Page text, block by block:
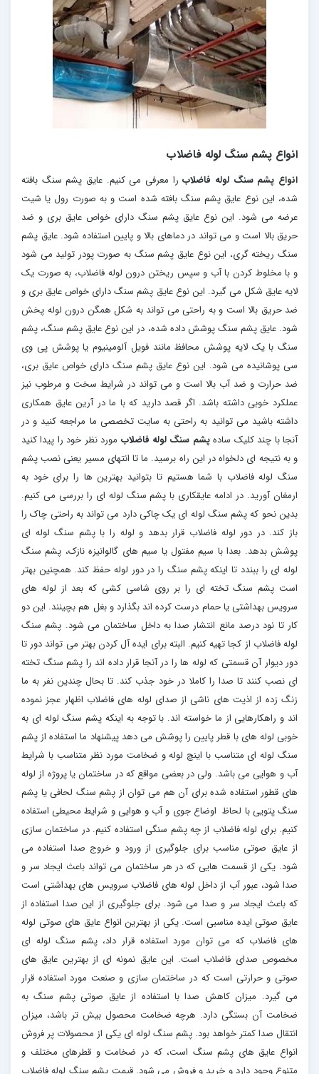
انواع پشم سنگ لوله فاضلاب
انواع پشم سنگ لوله فاضلاب را معرفی می کنیم. عایق پشم سنگ بافته
شده، این نوع عایق پشم سنگ بافته شده است و به صورت رول یا شیت
عرضه می شود. این نوع عایق پشم سنگ دارای خواص عایق بری و ضد
حریق بالا است و می تواند در دماهای بالا و پایین استفاده شود. عایق پشم
سنگ ریخته گری، این نوع عایق پشم سنگ به صورت پودر تولید می شود
و با مخلوط کردن با آب و سپس ریختن درون لوله فاضلاب، به صورت یک
لایه عایق شکل می گیرد. این نوع عایق پشم سنگ دارای خواص عایق بری و
ضد حریق بالا است و به راحتی می تواند به شکل همگن درون لوله پخش
شود. عایق پشم سنگ پوشش داده شده، در این نوع عایق پشم سنگ، پشم
سنگ با یک لایه پوشش محافظ مانند فویل آلومینیوم یا پوشش پی وی
سی پوشانیده می شود. این نوع عایق پشم سنگ دارای خواص عایق بری،
ضد حرارت و ضد آب بالا است و می تواند در شرایط سخت و مرطوب نیز
عملکرد خوبی داشته باشد. اگر قصد دارید که با ما در آرین عایق همکاری
داشته باشید می توانید به راحتی به سایت تخصصی ما مراجعه کنید و در
آنجا با چند کلیک سادهپشم سنگ لوله فاضلاب مورد نظر خود را پیدا کنید
و به نتیجه ای دلخواه در این راه برسید. ما تا انتهای مسیر یعنی نصب پشم
سنگ لوله فاضلاب با شما هستیم تا بتوانید بهترین ها را برای خود به
ارمغان آورید. در ادامه عایقکاری با پشم سنگ لوله ای را بررسی می کنیم.
بدین نحو که پشم سنگ لوله ای یک چاکی دارد می تواند به راحتی چاک را
باز کند. در دور لوله فاضلاب قرار بدهد و لوله را با پشم سنگ لوله ای
پوشش بدهد. بعدا با سیم مفتول یا سیم های گالوانیزه نازک، پشم سنگ
لوله ای را ببندد تا اینکه پشم سنگ را در دور لوله حفظ کند. همچنین بهتر
است پشم سنگ تخته ای را بر روی شاسی کشی که بعد از لوله های
سرویس بهداشتی یا حمام درست کرده اند بگذارد و بغل هم بچینند. این دو
کار تا نود درصد مانع انتشار صدا به داخل ساختمان می شود. پشم سنگ
لوله فاضلاب از کجا تهیه کنیم. البته برای ایده آل کردن بهتر می تواند دور تا
دور دیوار آن قسمتی که لوله ها را در آنجا قرار داده اند را پشم سنگ تخته
ای نصب کنند تا صدا را کاملا در خود جذب کند. تا بحال چندین نفر به ما
زنگ زده از اذیت های ناشی از صدای لوله های فاضلاب اظهار عجز نموده
اند و راهکارهایی از ما خواسته اند. با توجه به اینکه پشم سنگ لوله ای به
خوبی لوله های با قطر پایین را پوشش می دهد پیشنهاد ما استفاده از پشم
سنگ لوله ای متناسب با اینچ لوله و ضخامت مورد نظر متناسب با شرایط
آب و هوایی می باشد. ولی در بعضی مواقع که در ساختمان یا پروژه از لوله
های قطور استفاده شده برای آن هم می توان از پشم سنگ لحافی یا پشم
سنگ پتویی با لحاظ اوضاع جوی و آب و هوایی و شرایط محیطی استفاده
کنیم. برای لوله فاضلاب از چه پشم سنگی استفاده کنیم. در ساختمان سازی
از عایق صوتی مناسب برای جلوگیری از ورود و خروج صدا استفاده می
شود. یکی از قسمت هایی که در هر ساختمان می تواند باعث ایجاد سر و
صدا شود، عبور آب از داخل لوله های فاضلاب سرویس های بهداشتی است
که باعث ایجاد سر و صدا می شود. برای جلوگیری از این صدا استفاده از
عایق صوتی ایده مناسبی است. یکی از بهترین انواع عایق های صوتی لوله
های فاضلاب که می توان مورد استفاده قرار داد، پشم سنگ لوله ای
مخصوص صدای فاضلاب است. این عایق نمونه ای از بهترین عایق های
صوتی و حرارتی است که در ساختمان سازی و صنعت مورد استفاده قرار
می گیرد. میزان کاهش صدا با استفاده از عایق صوتی پشم سنگ به
ضخامت آن بستگی دارد. هرچه ضخامت محصول بیش تر باشد، میزان
انتقال صدا کمتر خواهد بود. پشم سنگ لوله ای یکی از محصولات پر فروش
انواع عایق های پشم سنگ است، که در ضخامت و قطرهای مختلف و
متنوع وجود دارد و خرید و فروش می شود. قیمت پشم سنگ لوله فاضلاب